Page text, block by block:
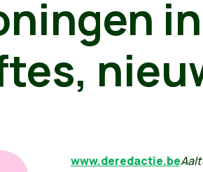
www.deredactie.be